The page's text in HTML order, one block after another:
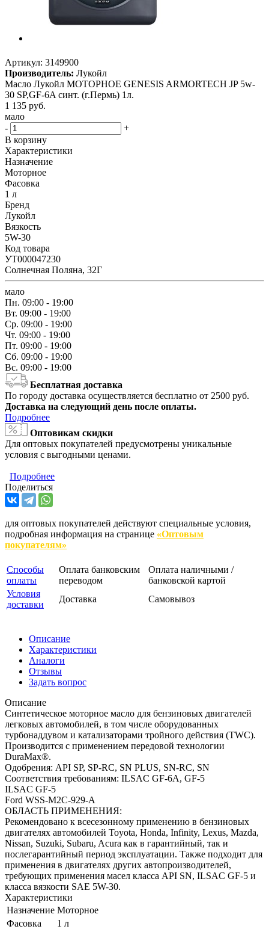
Артикул: 3149900
Производитель: Лукойл
Масло Лукойл МОТОРНОЕ GENESIS ARMORTECH JP 5w-
30 SP,GF-6A синт. (г.Пермь) 1л.
1 135 руб.
мало
-
+
В корзину
Характеристики
Назначение
Моторное
Фасовка
1 л
Бренд
Лукойл
Вязкость
5W-30
Код товара
УТ000047230
Солнечная Поляна, 32Г
мало
Пн. 09:00 - 19:00
Вт. 09:00 - 19:00
Ср. 09:00 - 19:00
Чт. 09:00 - 19:00
Пт. 09:00 - 19:00
Сб. 09:00 - 19:00
Вс. 09:00 - 19:00
Бесплатная доставка
По городу доставка осуществляется бесплатно от 2500 руб.
Доставка на следующий день после оплаты.
Подробнее
Оптовикам скидки
Для оптовых покупателей предусмотрены уникальные
условия с выгодными ценами.
Подробнее
Поделиться
для оптовых покупателей действуют специальные условия,
подробная информация на странице «Оптовым
покупателям»
Способы
оплаты
Оплата банковским
переводом
Оплата наличными /
банковской картой
Условия
доставки
Доставка Самовывоз
Описание
Характеристики
Аналоги
Отзывы
Задать вопрос
Описание
Синтетическое моторное масло для бензиновых двигателей
легковых автомобилей, в том числе оборудованных
турбонаддувом и катализаторами тройного действия (TWC).
Производится с применением передовой технологии
DuraMax®.
Одобрения: API SP, SP-RC, SN PLUS, SN-RC, SN
Соответствия требованиям: ILSAC GF-6A, GF-5
ILSAC GF-5
Ford WSS-M2C-929-A
ОБЛАСТЬ ПРИМЕНЕНИЯ:
Рекомендовано к всесезонному применению в бензиновых
двигателях автомобилей Toyota, Honda, Infinity, Lexus, Mazda,
Nissan, Suzuki, Subaru, Acura как в гарантийный, так и
послегарантийный период эксплуатации. Также подходит для
применения в двигателях других автопроизводителей,
требующих применения масел класса API SN, ILSAC GF-5 и
класса вязкости SAE 5W-30.
Характеристики
Назначение Моторное
Фасовка
1 л